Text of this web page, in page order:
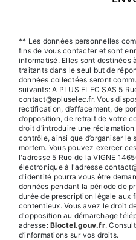
** Les données personnelles
fins de vous contacter et sont
informatisé. Elles sont destinées
traitants dans le seul but de
données collectées seront
suivants: A PLUS ELEC SAS 5
contact@apluselec.fr. Vous
rectification, d’effacement, de
d’opposition, de retrait de votre
droit d’introduire une
contrôle, ainsi que d’organiser
mortem. Vous pouvez exercer
l'adresse 5 Rue de la VIGNE
électronique à l'adresse
d'identité pourra vous être
données pendant la période de
durée de prescription légale aux
contentieux. Vous avez le droit
d'opposition au démarchage
adresse:Bloctel.gouv.fr.
d’informations sur vos droits.